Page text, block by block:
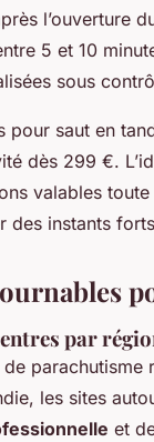
l’ouverture
5 et 10
sous
saut en
dès 299 €.
valables
des instants
par
parachutisme
les sites
et